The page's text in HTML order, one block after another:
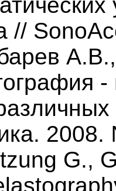
//
-
G.,